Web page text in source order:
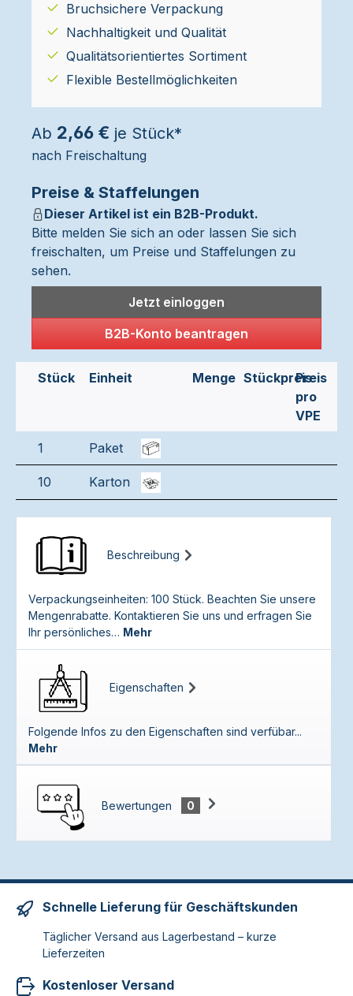
Bruchsichere Verpackung
Nachhaltigkeit und Qualität
Qualitätsorientiertes Sortiment
Flexible Bestellmöglichkeiten
Ab 2,66 € je Stück*
nach Freischaltung
Preise & Staffelungen
Dieser Artikel ist ein B2B-Produkt.
Bitte melden Sie sich an oder lassen Sie sich
freischalten, um Preise und Staffelungen zu
sehen.
Jetzt einloggen
B2B-Konto beantragen
Stück Einheit Menge StückpreisPreis
pro
VPE
1 Paket
10 Karton
Beschreibung
Verpackungseinheiten: 100 Stück. Beachten Sie unsere
Mengenrabatte. Kontaktieren Sie uns und erfragen Sie
Ihr persönliches… Mehr
Eigenschaften
Folgende Infos zu den Eigenschaften sind verfübar...
Mehr
Bewertungen 0
Schnelle Lieferung für Geschäftskunden
Täglicher Versand aus Lagerbestand – kurze
Lieferzeiten
Kostenloser Versand